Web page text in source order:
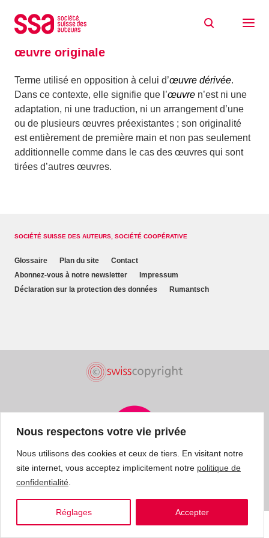
Nous respectons votre vie privée
Nous utilisons des cookies et ceux de tiers. En visitant notre
site internet, vous acceptez implicitement notre politique de
confidentialité
Réglages Accepter
œuvre originale
Terme utilisé en opposition à celui d’œuvre dérivée.
Dans ce contexte, elle signifie que l’œuvre n’est ni une
adaptation, ni une traduction, ni un arrangement d’une
ou de plusieurs œuvres préexistantes ; son originalité
est entièrement de première main et non pas seulement
additionnelle comme dans le cas des œuvres qui sont
tirées d’autres œuvres.
SOCIÉTÉ SUISSE DES AUTEURS, SOCIÉTÉ COOPÉRATIVE
Glossaire Plan du site
Contact
Abonnez-vous à notre newsletter
Impressum
Déclaration sur la protection des données
Rumantsch